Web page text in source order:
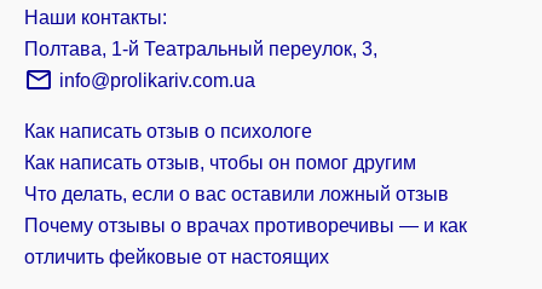
Наши контакты:
Полтава, 1-й Театральный переулок, 3,
info@prolikariv.com.ua
Как написать отзыв о психологе
Как написать отзыв, чтобы он помог другим
Что делать, если о вас оставили ложный отзыв
Почему отзывы о врачах противоречивы — и как
отличить фейковые от настоящих